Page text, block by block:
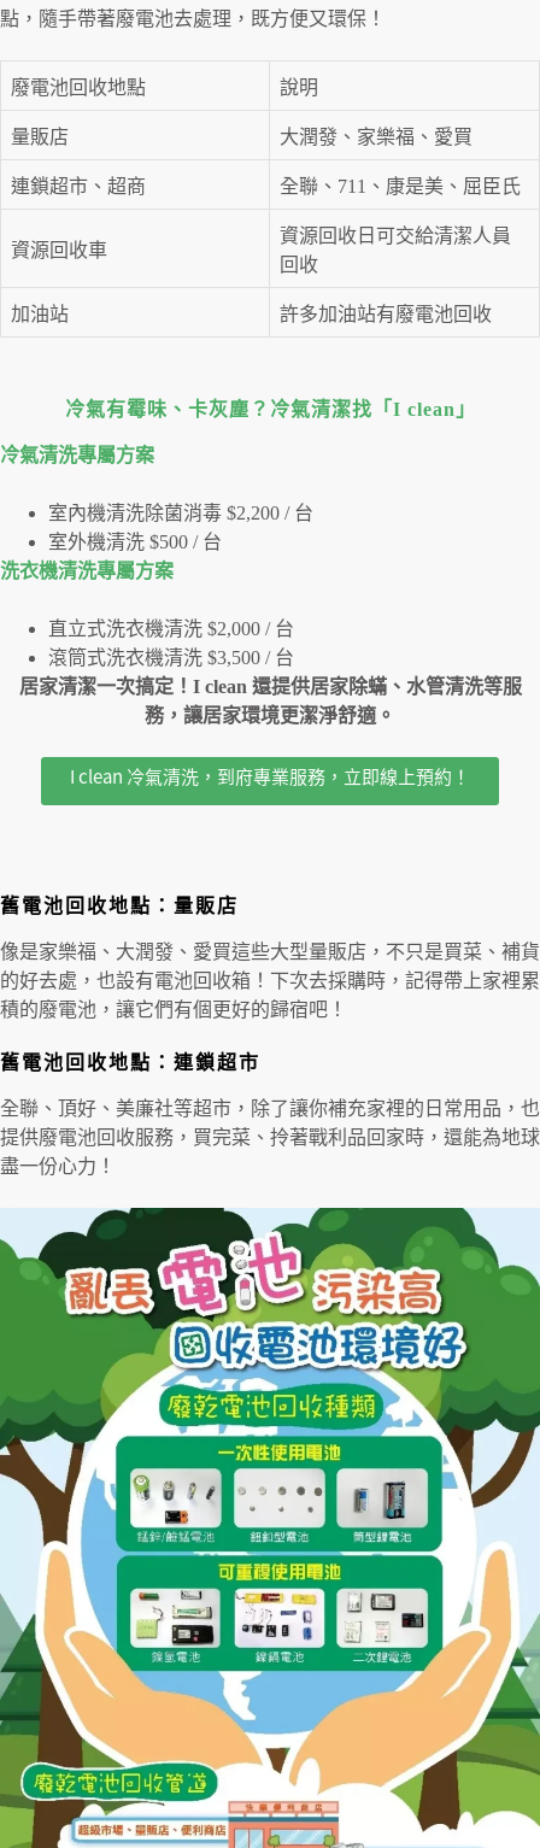
點，隨手帶著廢電池去處理，既方便又環保！
廢電池回收地點 說明
量販店 大潤發、家樂福、愛買
連鎖超市、超商 全聯、711、康是美、屈臣氏
資源回收車
資源回收日可交給清潔人員
回收
加油站 許多加油站有廢電池回收
冷氣有霉味、卡灰塵？冷氣清潔找「I clean」
冷氣清洗專屬⽅案
室內機清洗除菌消毒 $2,200 / 台
室外機清洗 $500 / 台
洗衣機清洗專屬⽅案
直立式洗衣機清洗 $2,000 / 台
滾筒式洗衣機清洗 $3,500 / 台
居家清潔一次搞定！I clean 還提供居家除蟎、水管清洗等服
務，讓居家環境更潔淨舒適。
I clean 冷氣清洗，到府專業服務，立即線上預約！
舊電池回收地點：量販店
像是家樂福、大潤發、愛買這些大型量販店，不只是買菜、補貨
的好去處，也設有電池回收箱！下次去採購時，記得帶上家裡累
積的廢電池，讓它們有個更好的歸宿吧！
舊電池回收地點：連鎖超市
全聯、頂好、美廉社等超市，除了讓你補充家裡的日常用品，也
提供廢電池回收服務，買完菜、拎著戰利品回家時，還能為地球
盡一份心力！